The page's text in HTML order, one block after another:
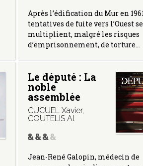
Après l’édification du Mur en
tentatives de fuite vers l’Ouest se
multiplient, malgré les risques
d’emprisonnement, de torture…
Le député : La
noble
assemblée
CUCUEL Xavier,
COUTELIS Al
Jean-René Galopin, médecin de